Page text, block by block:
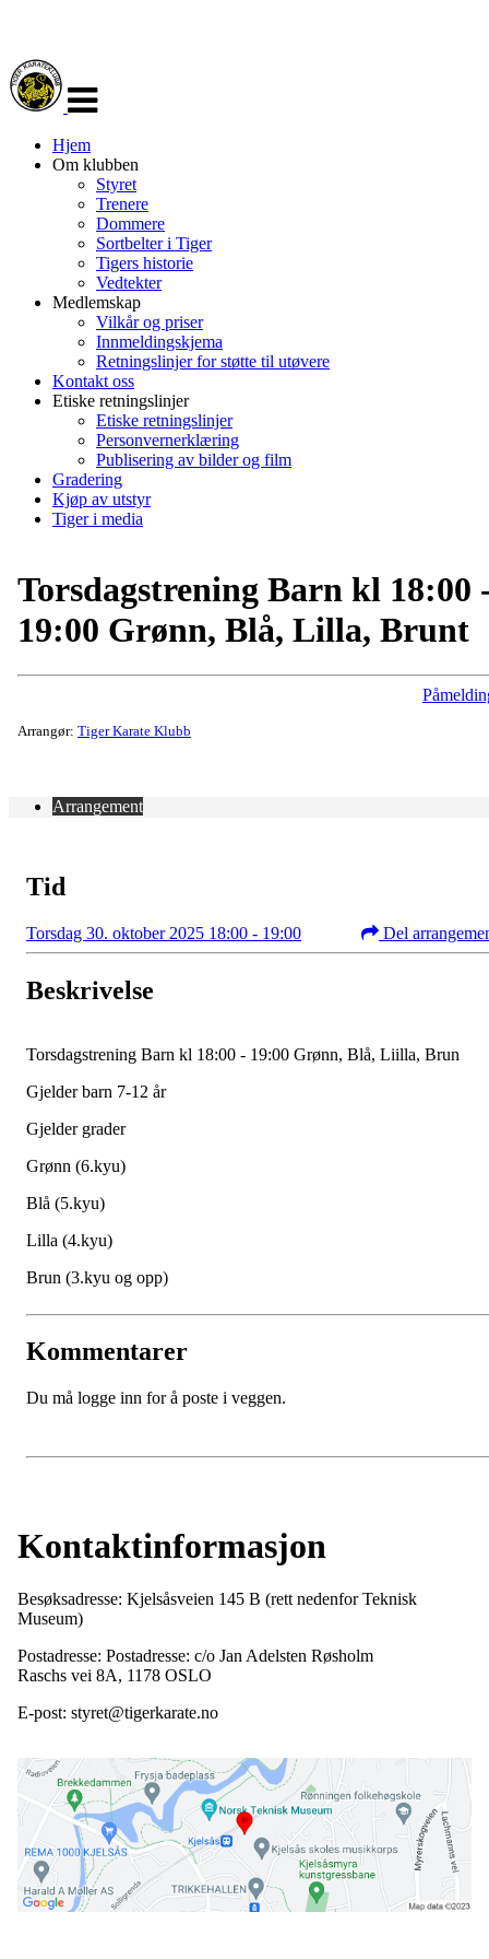
navigasjon
Hjem
Om klubben
Styret
Trenere
Dommere
Sortbelter i Tiger
Tigers historie
Vedtekter
Medlemskap
Vilkår og priser
Innmeldingskjema
Retningslinjer for støtte til utøvere
Kontakt oss
Etiske retningslinjer
Etiske retningslinjer
Personvernerklæring
Publisering av bilder og film
Gradering
Kjøp av utstyr
Tiger i media
Torsdagstrening Barn kl 18:00
19:00 Grønn, Blå, Lilla, Brunt
Arrangør: Tiger Karate Klubb
Arrangement
Tid
Torsdag 30. oktober 2025 18:00 - 19:00 Del
Beskrivelse
Torsdagstrening Barn kl 18:00 - 19:00 Grønn, Blå, Liilla, Brun
Gjelder barn 7-12 år
Gjelder grader
Grønn (6.kyu)
Blå (5.kyu)
Lilla (4.kyu)
Brun (3.kyu og opp)
Kommentarer
Du må logge inn for å poste i veggen.
Kontaktinformasjon
Besøksadresse: Kjelsåsveien 145 B (rett nedenfor Teknisk
Museum)
Postadresse: Postadresse: c/o Jan Adelsten Røsholm
Raschs vei 8A, 1178 OSLO
E-post: styret@tigerkarate.no